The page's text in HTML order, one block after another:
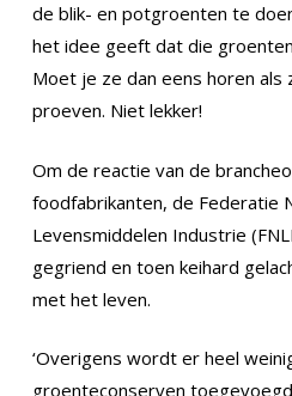
de blik- en potgroenten te
het idee geeft dat die
Moet je ze dan eens horen
proeven. Niet lekker!
Om de reactie van de
foodfabrikanten, de Federatie
Levensmiddelen Industrie
gegriend en toen keihard
met het leven.
‘Overigens wordt er heel
groenteconserven